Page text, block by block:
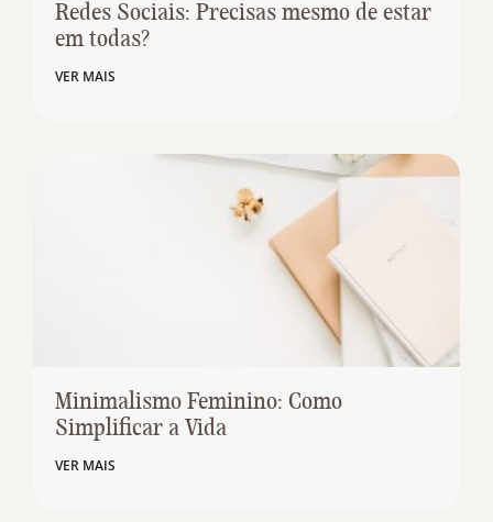
Redes Sociais: Precisas mesmo de estar
em todas?
VER MAIS
Minimalismo Feminino: Como
Simplificar a Vida
VER MAIS